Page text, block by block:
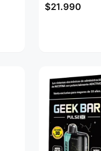
$21.990